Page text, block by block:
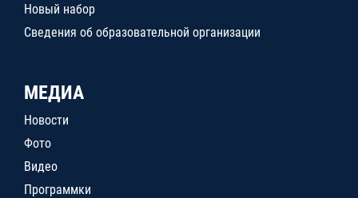
Новый набор
Сведения об образовательной организации
МЕДИА
Новости
Фото
Видео
Программки